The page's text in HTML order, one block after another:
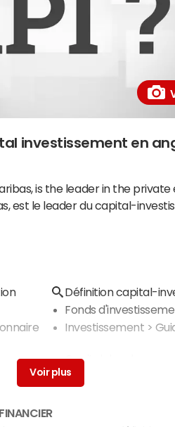
investissement en
is the leader in the private
est le leader du capital-
Définition capital-
Fonds
Investissement >
Capital